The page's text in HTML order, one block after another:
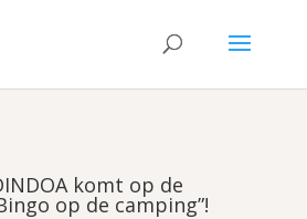
komt op de
op de camping”!